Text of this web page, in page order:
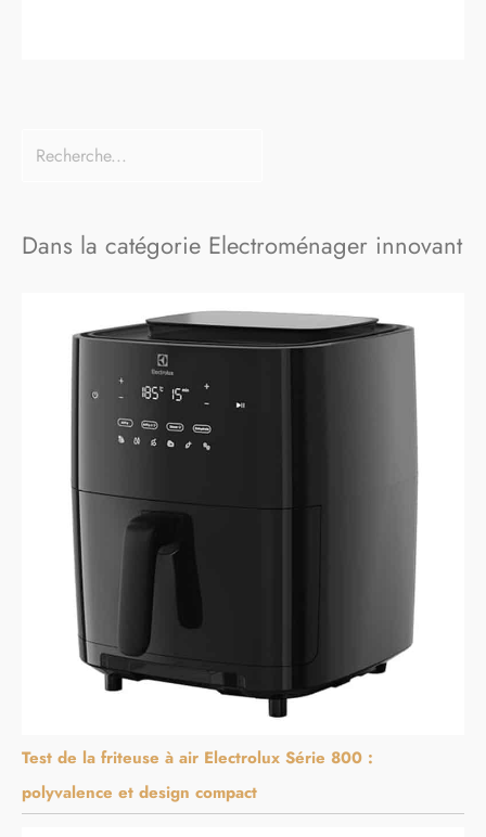
Dans la catégorie Electroménager innovant
Test de la friteuse à air Electrolux Série 800 :
polyvalence et design compact